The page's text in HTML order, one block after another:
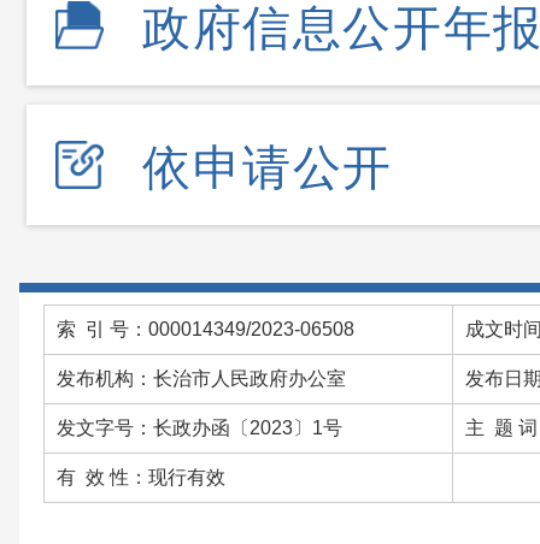
政府信息公开年
依申请公开
索 引 号：000014349/2023-06508 成文时
发布机构：长治市人民政府办公室 发布日
发文字号：长政办函〔2023〕1号 主 题 词
有 效 性：现行有效